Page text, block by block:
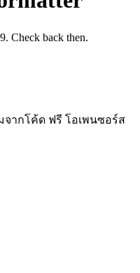
Check back then.
จากโค้ด ฟรี โอเพนซอร์ส